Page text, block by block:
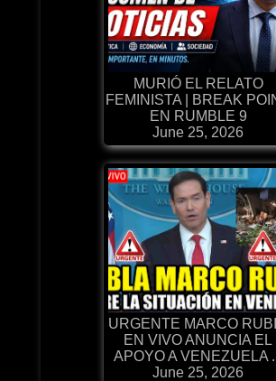
MURIÓ EL RELATO
FEMINISTA | BREAK
EN RUMBLE 9
June 25, 2026
URGENTE MARCO
EN VIVO ANUNCIA EL
APOYO A VENEZUELA
June 25, 2026